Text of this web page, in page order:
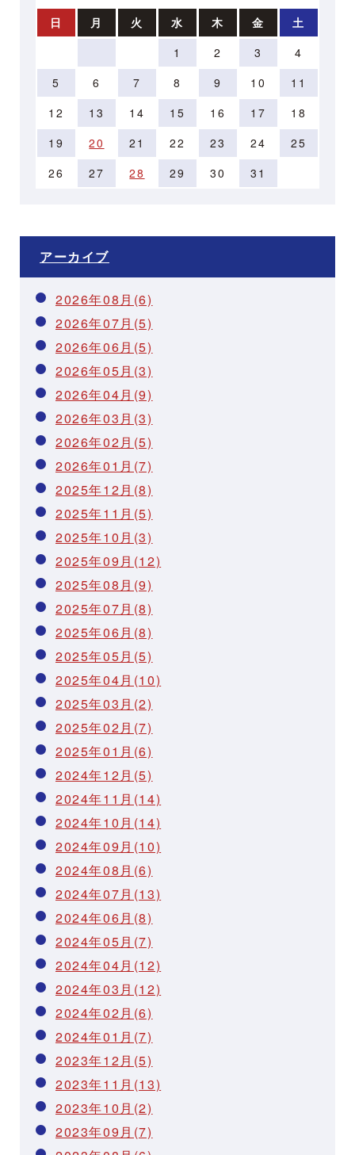
日 月 火 水 木 金
土
1
2 3
4
5
6 7 8 9 10
11
12
13 14 15 16 17
18
19
20 21 22 23 24
25
26
27 28 29 30 31
アーカイブ
2026年08月(6)
2026年07月(5)
2026年06月(5)
2026年05月(3)
2026年04月(9)
2026年03月(3)
2026年02月(5)
2026年01月(7)
2025年12月(8)
2025年11月(5)
2025年10月(3)
2025年09月(12)
2025年08月(9)
2025年07月(8)
2025年06月(8)
2025年05月(5)
2025年04月(10)
2025年03月(2)
2025年02月(7)
2025年01月(6)
2024年12月(5)
2024年11月(14)
2024年10月(14)
2024年09月(10)
2024年08月(6)
2024年07月(13)
2024年06月(8)
2024年05月(7)
2024年04月(12)
2024年03月(12)
2024年02月(6)
2024年01月(7)
2023年12月(5)
2023年11月(13)
2023年10月(2)
2023年09月(7)